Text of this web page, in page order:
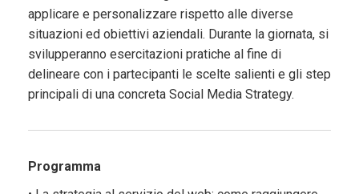
applicare e personalizzare rispetto alle diverse
situazioni ed obiettivi aziendali. Durante la giornata, si
svilupperanno esercitazioni pratiche al fine di
delineare con i partecipanti le scelte salienti e gli step
principali di una concreta Social Media Strategy.
Programma